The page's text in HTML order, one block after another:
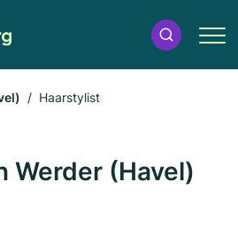
Haarstylist
Werder (Havel)